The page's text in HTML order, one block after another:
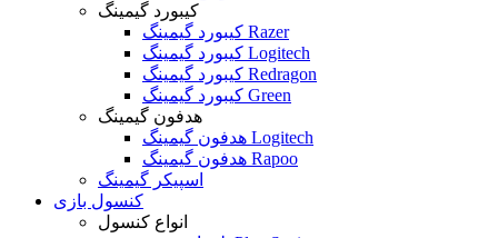
کیبورد گیمینگ
کیبورد گیمینگ Razer
کیبورد گیمینگ Logitech
کیبورد گیمینگ Redragon
کیبورد گیمینگ Green
هدفون گیمینگ
هدفون گیمینگ Logitech
هدفون گیمینگ Rapoo
اسپیکر گیمینگ
کنسول بازی
انواع کنسول